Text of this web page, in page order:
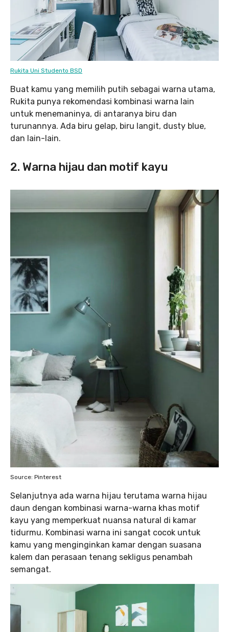
Rukita Uni Studento BSD
Buat kamu yang memilih putih sebagai warna utama,
Rukita punya rekomendasi kombinasi warna lain
untuk menemaninya, di antaranya biru dan
turunannya. Ada biru gelap, biru langit, dusty blue,
dan lain-lain.
2. Warna hijau dan motif kayu
Source: Pinterest
Selanjutnya ada warna hijau terutama warna hijau
daun dengan kombinasi warna-warna khas motif
kayu yang memperkuat nuansa natural di kamar
tidurmu. Kombinasi warna ini sangat cocok untuk
kamu yang menginginkan kamar dengan suasana
kalem dan perasaan tenang sekligus penambah
semangat.